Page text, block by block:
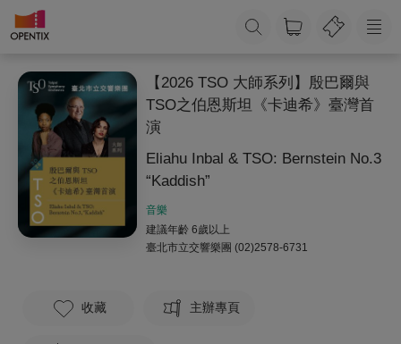
【2026 TSO 大師系列】殷巴爾與
TSO之伯恩斯坦《卡迪希》臺灣首
演
Eliahu Inbal & TSO: Bernstein No.3
“Kaddish”
音樂
建議年齡 6歲以上
臺北市立交響樂團 (02)2578-6731
收藏 主辦專頁